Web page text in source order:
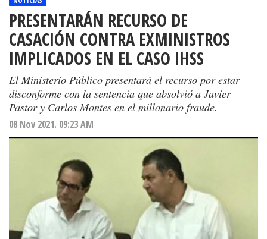
PRESENTARÁN RECURSO DE
CASACIÓN CONTRA EXMINISTROS
IMPLICADOS EN EL CASO IHSS
El Ministerio Público presentará el recurso por estar
disconforme con la sentencia que absolvió a Javier
Pastor y Carlos Montes en el millonario fraude.
08 Nov 2021. 09:23 AM